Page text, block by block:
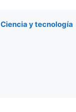
Ciencia y tecnología